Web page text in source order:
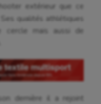
extérieur que ce
qualités athlétiques
cercle mais aussi de
dernière il a rejoint